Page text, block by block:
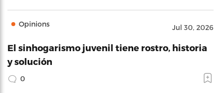
Opinions Jul 30, 2026
El sinhogarismo juvenil tiene rostro, historia
y solución
0